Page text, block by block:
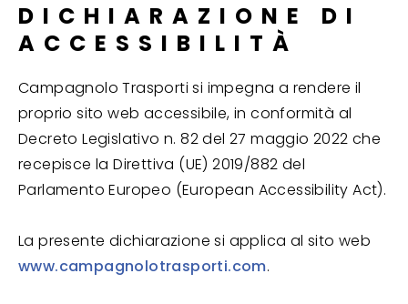
DICHIARAZIONE DI
ACCESSIBILITÀ
Campagnolo Trasporti si impegna a rendere il
proprio sito web accessibile, in conformità al
Decreto Legislativo n. 82 del 27 maggio 2022 che
recepisce la Direttiva (UE) 2019/882 del
Parlamento Europeo (European Accessibility Act).
La presente dichiarazione si applica al sito web
www.campagnolotrasporti.com.